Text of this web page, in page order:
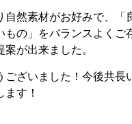
自然素材がお好みで、「
もの」をバランスよくご
が出来ました。
ございました！今後共長
す！